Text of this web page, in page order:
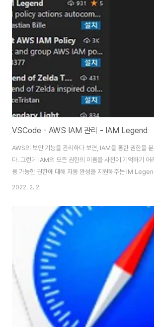
VSCode - AWS IAM 관리 - IAM Legend
AWS의 보안 기능을 관리하다 보면, IAM을 통한 권한을
다. 그런데 IAM의 모든 권한의 이름을 사전에 기억하기 어
용 가능한 권한에 대해 자동 완성을 지원해주는 IM
소개해 본다. IAM Legend는 VS Code에서 사용할 수 있
itemName=SebastianBille.iam-legend IAM
Studio Marketplace Extension for Visual Studio
policy actions autocomplete, documentation &
2022. 2. 2.